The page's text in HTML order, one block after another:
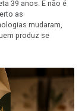
produção,